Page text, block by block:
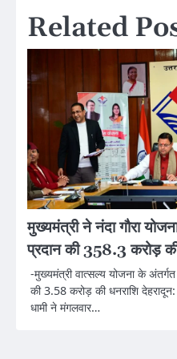
Related
मुख्यमंत्री ने नंदा गौरा
प्रदान की 358.3 करोड़
-मुख्यमंत्री वात्सल्य योजना के
की 3.58 करोड़ की धनराशि
धामी ने मंगलवार…